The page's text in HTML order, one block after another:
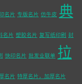
名片 专版名片 仿牛皮 典
名片 塑胶名片 复写纸印刷 封
快印名片 批发业联单 拉
名片 特厚名片，加厚名片